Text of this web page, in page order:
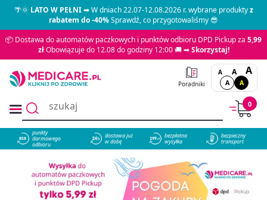
🌴🌞LATO W PEŁNI➡ W dniach 22.07-12.08.2026 r. wybrane produktyz
rabatem do -40%Sprawdź, co przygotowaliśmy 😎
📦 Dostawa do automatów paczkowych i punktów odbioru DPD Pickup za 5,99
złObowiązuje do 12.08 do godziny 12:00 🚚 ➡Skorzystaj!
Poradniki
A A A
A A
0
858
punkty
darmowego
odbioru
dostawa już
w dobę
bezpłatna
wysyłka
bezpieczny
transport